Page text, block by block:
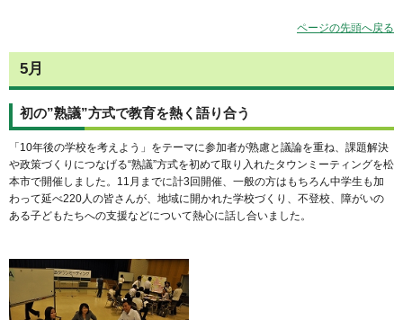
ページの先頭へ戻る
5月
初の”熟議”方式で教育を熱く語り合う
「10年後の学校を考えよう」をテーマに参加者が熟慮と議論を重ね、課題解決
や政策づくりにつなげる“熟議”方式を初めて取り入れたタウンミーティングを松
本市で開催しました。11月までに計3回開催、一般の方はもちろん中学生も加
わって延べ220人の皆さんが、地域に開かれた学校づくり、不登校、障がいの
ある子どもたちへの支援などについて熱心に話し合いました。